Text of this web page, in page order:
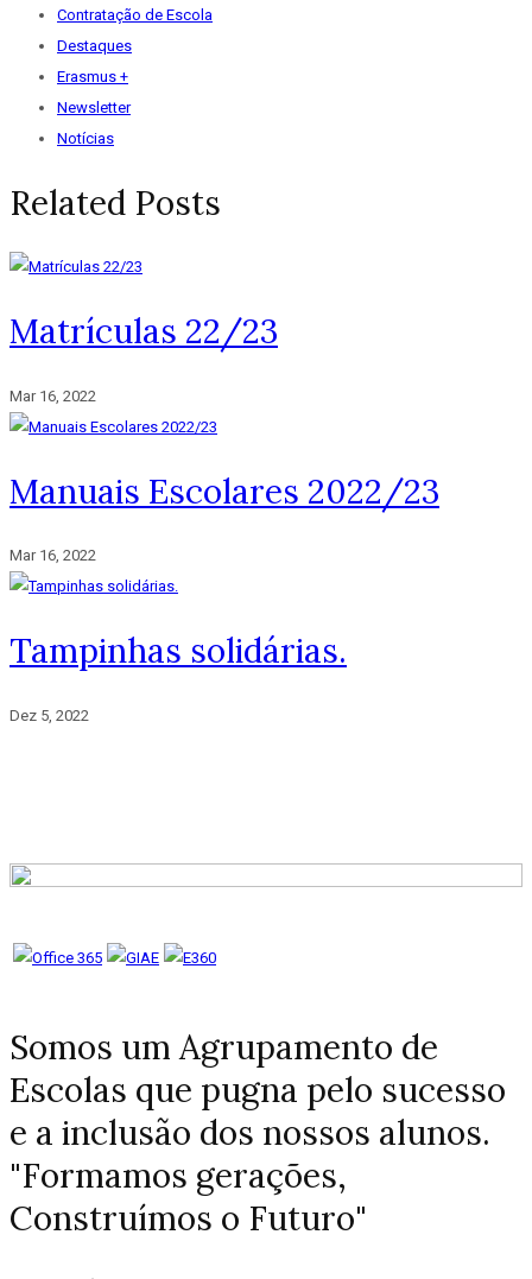
Contratação de Escola
Destaques
Erasmus +
Newsletter
Notícias
Related Posts
Matrículas 22/23
Mar 16, 2022
Manuais Escolares 2022/23
Mar 16, 2022
Tampinhas solidárias.
Dez 5, 2022
Somos um Agrupamento de
Escolas que pugna pelo sucesso
e a inclusão dos nossos alunos.
"Formamos gerações,
Construímos o Futuro"